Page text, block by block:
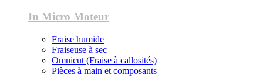
In Micro Moteur
Fraise humide
Fraiseuse à sec
Omnicut (Fraise à callosités)
Pièces à main et composants